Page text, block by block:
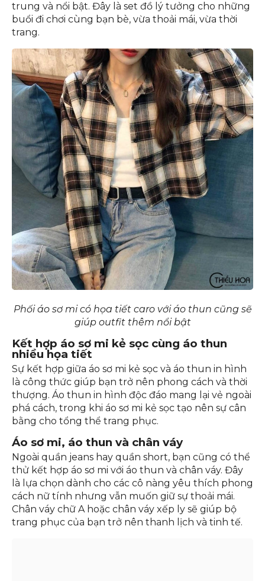
trung và nổi bật. Đây là set đồ lý tưởng cho những
buổi đi chơi cùng bạn bè, vừa thoải mái, vừa thời
trang.
Phối áo sơ mi có họa tiết caro với áo thun cũng sẽ
giúp outfit thêm nổi bật
Kết hợp áo sơ mi kẻ sọc cùng áo thun
nhiều họa tiết
Sự kết hợp giữa áo sơ mi kẻ sọc và áo thun in hình
là công thức giúp bạn trở nên phong cách và thời
thượng. Áo thun in hình độc đáo mang lại vẻ ngoài
phá cách, trong khi áo sơ mi kẻ sọc tạo nên sự cân
bằng cho tổng thể trang phục.
Áo sơ mi, áo thun và chân váy
Ngoài quần jeans hay quần short, bạn cũng có thể
thử kết hợp áo sơ mi với áo thun và chân váy. Đây
là lựa chọn dành cho các cô nàng yêu thích phong
cách nữ tính nhưng vẫn muốn giữ sự thoải mái.
Chân váy chữ A hoặc chân váy xếp ly sẽ giúp bộ
trang phục của bạn trở nên thanh lịch và tinh tế.